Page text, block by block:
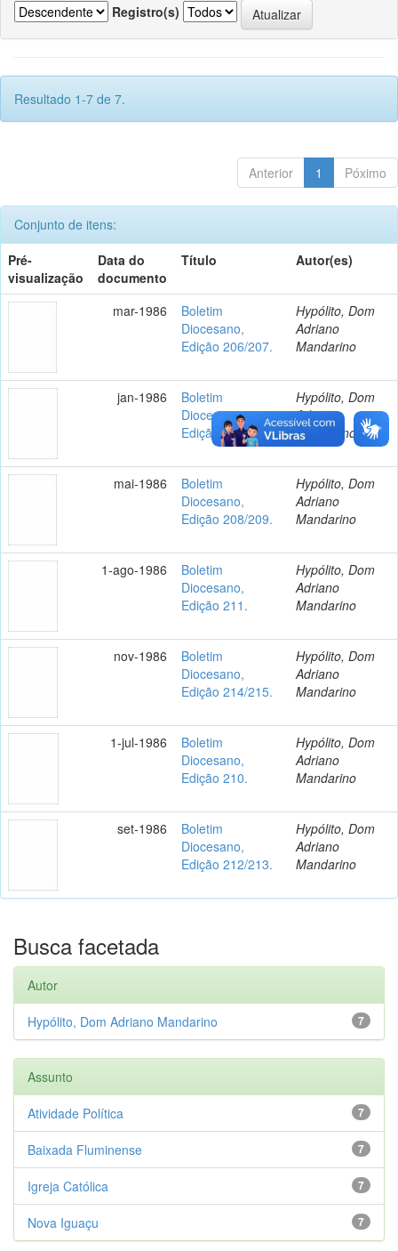
Registro(s)
Resultado 1-7 de 7.
Anterior 1 Póximo
Conjunto de itens:
Pré-
visualização
Data do
documento
Título Autor(es)
mar-1986
Boletim
Diocesano,
Edição 206/207.
Hypólito, Dom
Adriano
Mandarino
jan-1986
Boletim
Diocesano,
Edição 204/205.
Hypólito, Dom
Adriano
Mandarino
mai-1986
Boletim
Diocesano,
Edição 208/209.
Hypólito, Dom
Adriano
Mandarino
1-ago-1986
Boletim
Diocesano,
Edição 211.
Hypólito, Dom
Adriano
Mandarino
nov-1986
Boletim
Diocesano,
Edição 214/215.
Hypólito, Dom
Adriano
Mandarino
1-jul-1986
Boletim
Diocesano,
Edição 210.
Hypólito, Dom
Adriano
Mandarino
set-1986
Boletim
Diocesano,
Edição 212/213.
Hypólito, Dom
Adriano
Mandarino
Busca facetada
Autor
7
Hypólito, Dom Adriano Mandarino
Assunto
7
Atividade Política
7
Baixada Fluminense
7
Igreja Católica
7
Nova Iguaçu